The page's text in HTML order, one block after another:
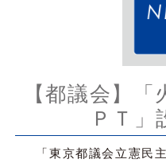
【都議会】
ＰＴ」
「東京都議会立憲民